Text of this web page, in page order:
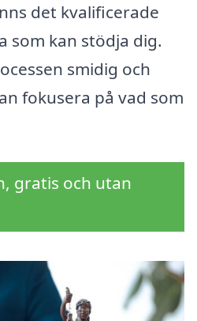
det kvalificerade
som kan stödja dig.
smidig och
fokusera på vad som
gratis och utan